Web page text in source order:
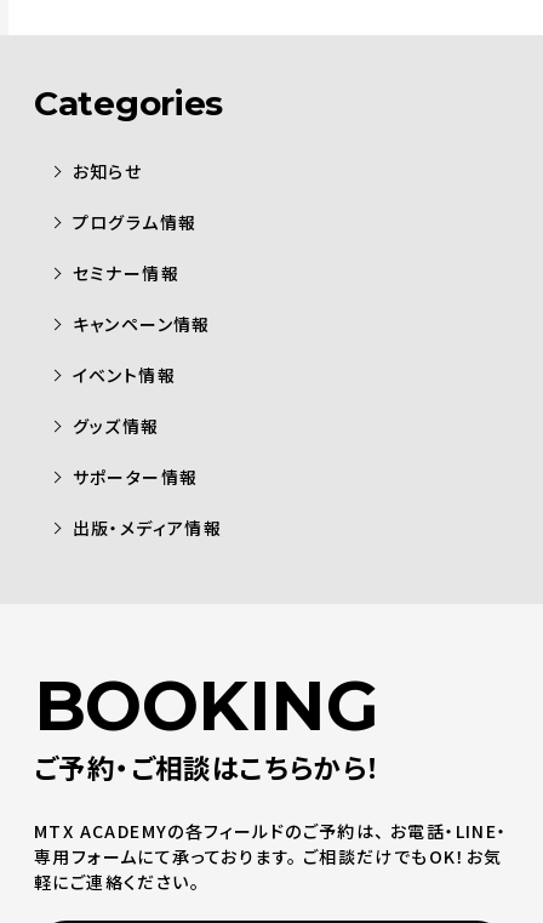
Categories
お知らせ
プログラム情報
セミナー情報
キャンペーン情報
イベント情報
グッズ情報
サポーター情報
出版・メディア情報
BOOKING
ご予約・ご相談はこちらから！
MTX ACADEMYの各フィールドのご予約は、 お電話・LINE・
専用フォームにて承っております。 ご相談だけでもOK！お気
軽にご連絡ください。